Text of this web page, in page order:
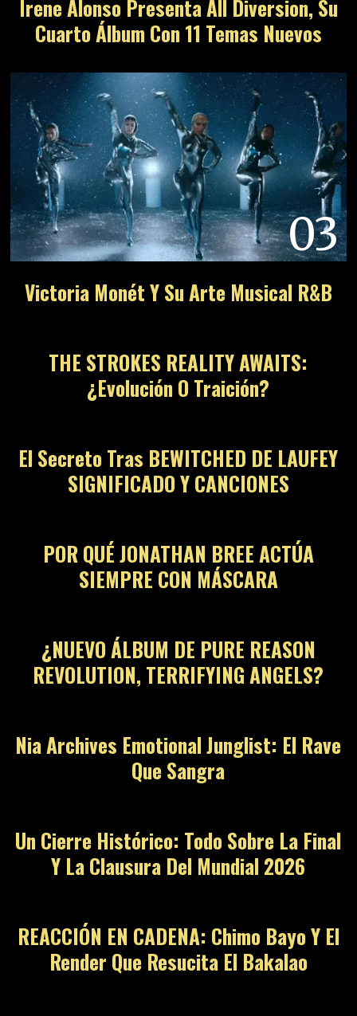
Irene Alonso Presenta All Diversion, Su
Cuarto Álbum Con 11 Temas Nuevos
03
Victoria Monét Y Su Arte Musical R&B
04
THE STROKES REALITY AWAITS:
¿Evolución O Traición?
El Secreto Tras BEWITCHED DE LAUFEY
SIGNIFICADO Y CANCIONES06
POR QUÉ JONATHAN BREE ACTÚA
SIEMPRE CON MÁSCARA
¿NUEVO ÁLBUM DE PURE REASON
REVOLUTION, TERRIFYING ANGELS?
08
Nia Archives Emotional Junglist: El Rave
Que Sangra
Un Cierre Histórico: Todo Sobre La Final
Y La Clausura Del Mundial 2026
10
REACCIÓN EN CADENA: Chimo Bayo Y El
Render Que Resucita El Bakalao
11